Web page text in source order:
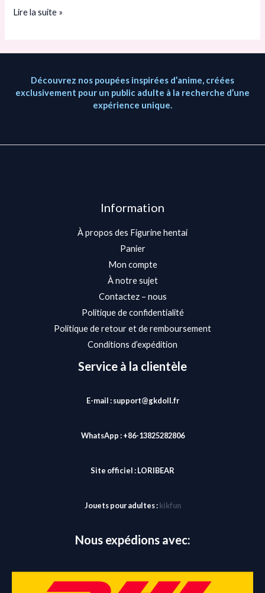
Lire la suite »
Découvrez nos poupées inspirées d’anime, créées
exclusivement pour un public adulte à la recherche d’une
expérience unique.
Information
À propos des Figurine hentai
Panier
Mon compte
À notre sujet
Contactez – nous
Politique de confidentialité
Politique de retour et de remboursement
Conditions d’expédition
Service à la clientèle
E-mail : support@gkdoll.fr
WhatsApp : +86-13825282806
Site officiel :LORIBEAR
Jouets pour adultes : kikfun
Nous expédions avec: